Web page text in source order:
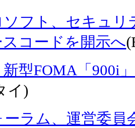
フト、セキュリ
コードを開示へ
新型FOMA「900i
イ)
ラム、運営委員